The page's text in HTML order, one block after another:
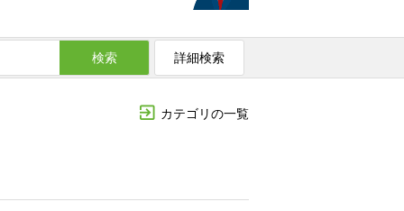
検索 詳細検索
カテゴリの一覧